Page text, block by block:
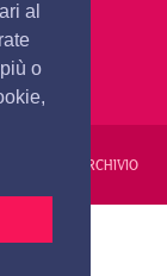
al
o
ARCHIVIO
VIDEO